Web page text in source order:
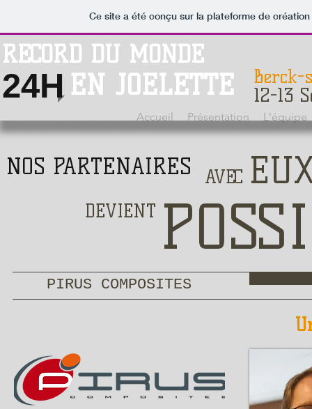
Ce site a été conçu sur la plateforme de
EN JOELETTE
24H
RECORD DU MONDE
Accueil Présentation L'équipe
12-13
NOS PARTENAIRES AVEC
DEVIENT
PIRUS COMPOSITES